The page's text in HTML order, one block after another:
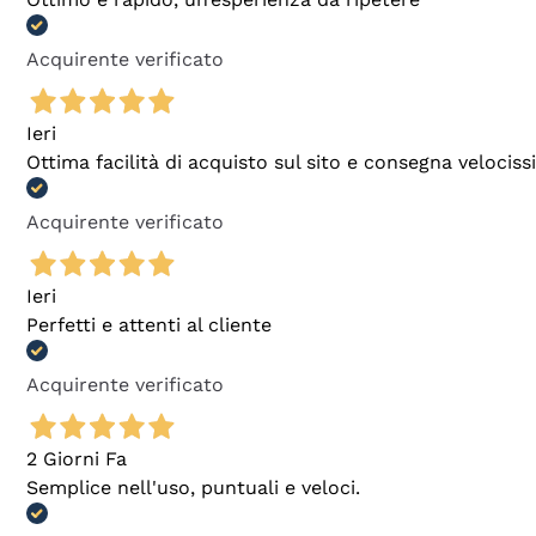
Acquirente verificato
Ieri
Ottima facilità di acquisto sul sito e consegna
Acquirente verificato
Ieri
Perfetti e attenti al cliente
Acquirente verificato
2 Giorni Fa
Semplice nell'uso, puntuali e veloci.